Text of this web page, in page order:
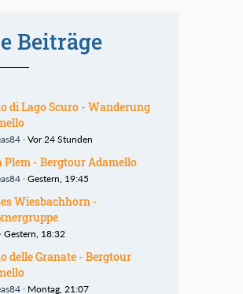
Beiträge
di Lago Scuro - Wanderung
Vor 24 Stunden
Plem - Bergtour Adamello
Gestern, 19:45
Wiesbachhorn -
Gestern, 18:32
delle Granate - Bergtour
Montag, 21:07